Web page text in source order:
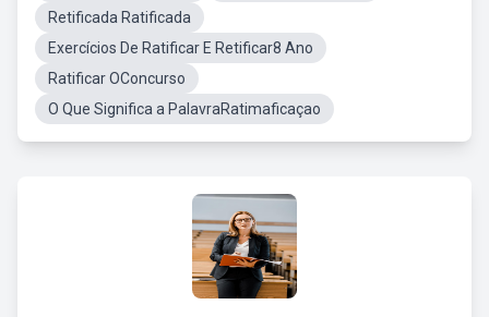
Retificada Ratificada
Exercícios De Ratificar E Retificar8 Ano
Ratificar OConcurso
O Que Significa a PalavraRatimaficaçao